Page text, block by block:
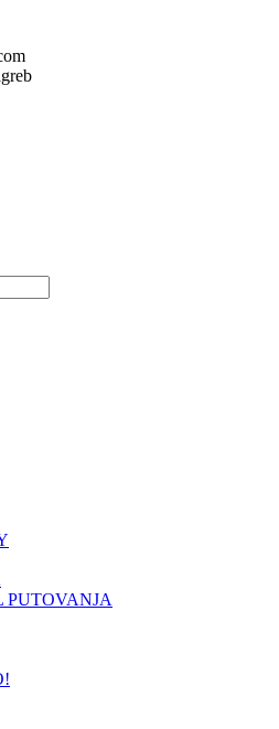
PUTOVANJA